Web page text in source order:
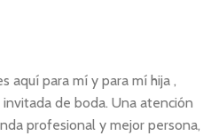
aquí para mí y para mí hija ,
de boda. Una atención
profesional y mejor persona,